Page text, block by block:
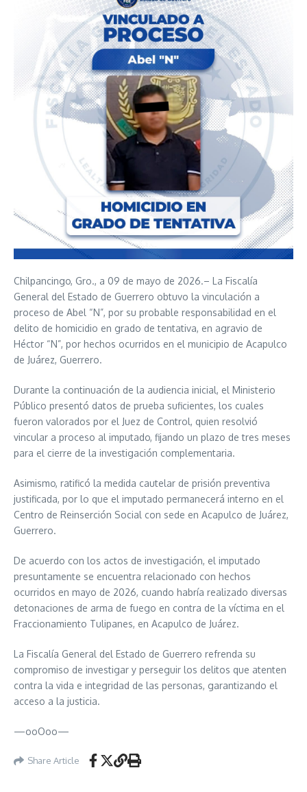
Chilpancingo, Gro., a 09 de mayo de 2026.– La Fiscalía
General del Estado de Guerrero obtuvo la vinculación a
proceso de Abel “N”, por su probable responsabilidad en el
delito de homicidio en grado de tentativa, en agravio de
Héctor “N”, por hechos ocurridos en el municipio de Acapulco
de Juárez, Guerrero.
Durante la continuación de la audiencia inicial, el Ministerio
Público presentó datos de prueba suficientes, los cuales
fueron valorados por el Juez de Control, quien resolvió
vincular a proceso al imputado, fijando un plazo de tres meses
para el cierre de la investigación complementaria.
Asimismo, ratificó la medida cautelar de prisión preventiva
justificada, por lo que el imputado permanecerá interno en el
Centro de Reinserción Social con sede en Acapulco de Juárez,
Guerrero.
De acuerdo con los actos de investigación, el imputado
presuntamente se encuentra relacionado con hechos
ocurridos en mayo de 2026, cuando habría realizado diversas
detonaciones de arma de fuego en contra de la víctima en el
Fraccionamiento Tulipanes, en Acapulco de Juárez.
La Fiscalía General del Estado de Guerrero refrenda su
compromiso de investigar y perseguir los delitos que atenten
contra la vida e integridad de las personas, garantizando el
acceso a la justicia.
—ooOoo—
Share Article